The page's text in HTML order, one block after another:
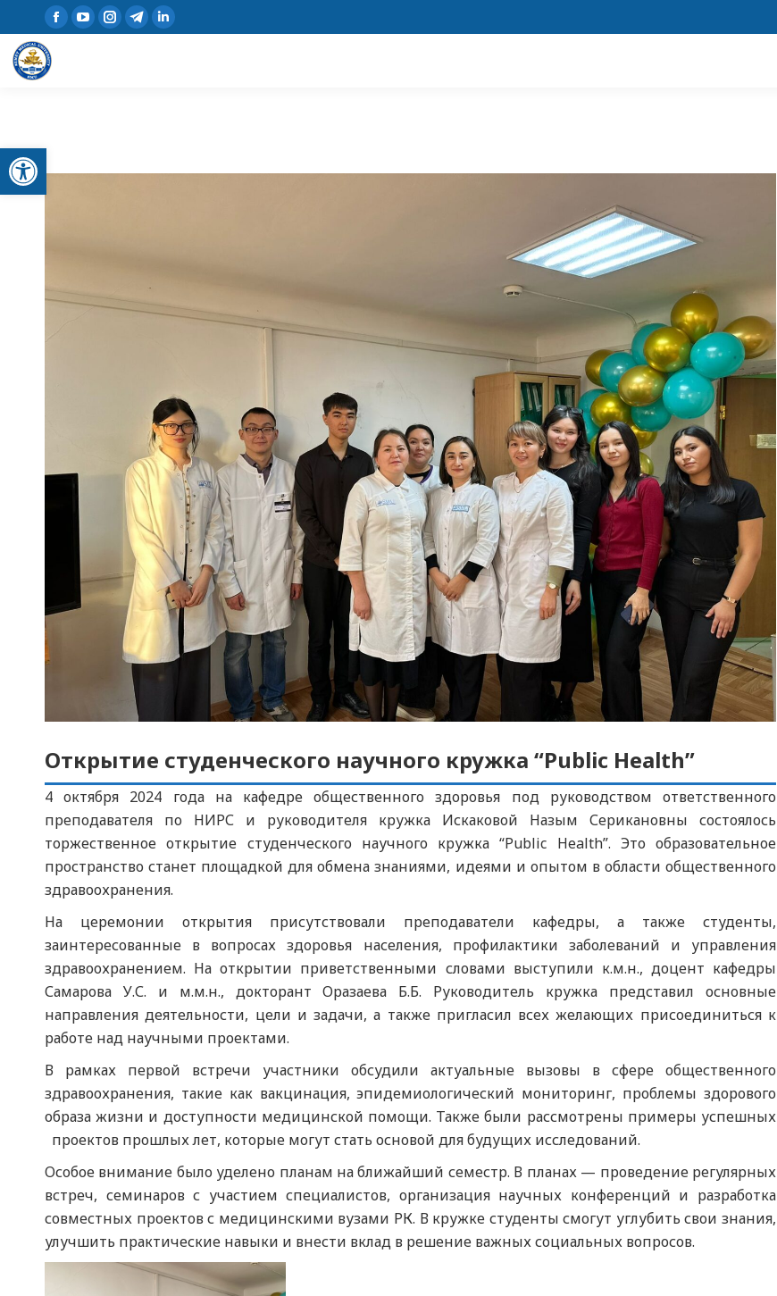
Открыть панель инструментов
Открытие студенческого научного кружка “Public Health”
4 октября 2024 года на кафедре общественного здоровья под руководством ответственного
преподавателя по НИРС и руководителя кружка Искаковой Назым Серикановны состоялось
торжественное открытие студенческого научного кружка “Public Health”. Это образовательное
пространство станет площадкой для обмена знаниями, идеями и опытом в области общественного
здравоохранения.
На церемонии открытия присутствовали преподаватели кафедры, а также студенты,
заинтересованные в вопросах здоровья населения, профилактики заболеваний и управления
здравоохранением. На открытии приветственными словами выступили к.м.н., доцент кафедры
Самарова У.С. и м.м.н., докторант Оразаева Б.Б. Руководитель кружка представил основные
направления деятельности, цели и задачи, а также пригласил всех желающих присоединиться к
работе над научными проектами.
В рамках первой встречи участники обсудили актуальные вызовы в сфере общественного
здравоохранения, такие как вакцинация, эпидемиологический мониторинг, проблемы здорового
образа жизни и доступности медицинской помощи. Также были рассмотрены примеры успешных
проектов прошлых лет, которые могут стать основой для будущих исследований.
Особое внимание было уделено планам на ближайший семестр. В планах — проведение регулярных
встреч, семинаров с участием специалистов, организация научных конференций и разработка
совместных проектов с медицинскими вузами РК. В кружке студенты смогут углубить свои знания,
улучшить практические навыки и внести вклад в решение важных социальных вопросов.